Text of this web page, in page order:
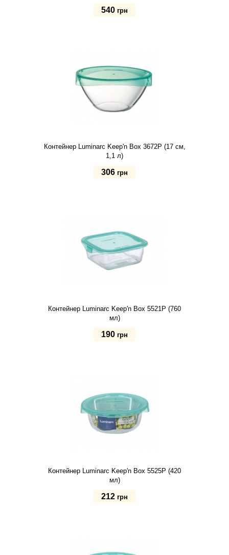
540 грн
Контейнер Luminarc Keep'n Box 3672P (17 см,
1,1 л)
306 грн
Контейнер Luminarc Keep'n Box 5521P (760
мл)
190 грн
Контейнер Luminarc Keep'n Box 5525P (420
мл)
212 грн